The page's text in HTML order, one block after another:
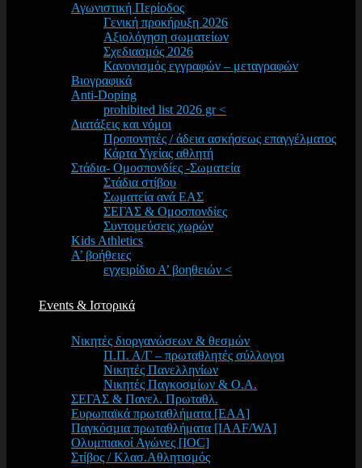
Αγωνιστική Περίοδος
Γενική προκήρυξη 2026
Αξιολόγηση σωματείων
Σχεδιασμός 2026
Κανονισμός εγγραφών – μεταγραφών
Βιογραφικά
Anti-Doping
prohibited list 2026 gr <
Διατάξεις και νόμοι
Προπονητές / άδεια ασκήσεως επαγγέλματος
Κάρτα Υγείας αθλητή
Στάδια- Ομοσπονδίες -Σωματεία
Στάδια στίβου
Σωματεία ανά ΕΑΣ
ΣΕΓΑΣ & Ομοσπονδίες
Συντομεύσεις χωρών
Kids Athletics
Α’ βοήθειες
εγχειρίδιο Α’ βοηθειών <
Events & Ιστορικά
Νικητές διοργανώσεων & θεσμών
Π.Π. Α/Γ – πρωταθλητές σύλλογοι
Νικητές Πανελληνίων
Νικητές Παγκοσμίων & Ο.Α.
ΣΕΓΑΣ & Πανελ. Πρωταθλ.
Ευρωπαϊκά πρωταθλήματα [EAA]
Παγκόσμια πρωταθλήματα [IAAF/WA]
Ολυμπιακοί Αγώνες [IOC]
Στίβος / Κλασ.Αθλητισμός